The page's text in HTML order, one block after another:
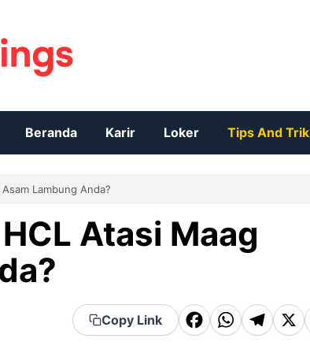
Beranda Karir Loker Tips And Trik
Lambung Anda?
Atasi Maag
Copy Link
F
a
W
h
T
el
X